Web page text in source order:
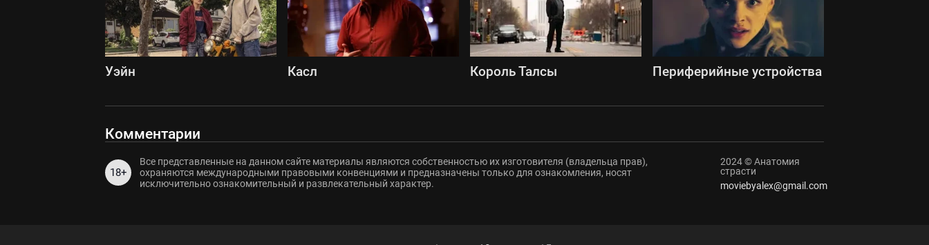
Уэйн Касл Король Талсы Периферийные устройства
Комментарии
18+
Все представленные на данном сайте материалы являются собственностью их изготовителя (владельца прав),
охраняются международными правовыми конвенциями и предназначены только для ознакомления, носят
исключительно ознакомительный и развлекательный характер.
2024 © Анатомия
страсти
moviebyalex@gmail.com